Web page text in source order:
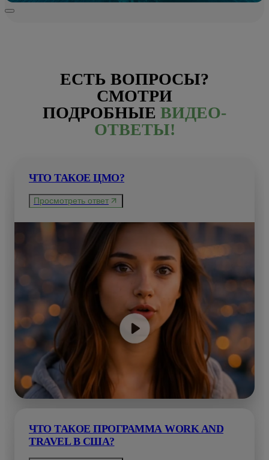
ЕСТЬ ВОПРОСЫ?
СМОТРИ
ПОДРОБНЫЕ ВИДЕО-
ОТВЕТЫ!
ЧТО ТАКОЕ ЦМО?
Просмотреть ответ
ЧТО ТАКОЕ ПРОГРАММА WORK AND
TRAVEL В США?